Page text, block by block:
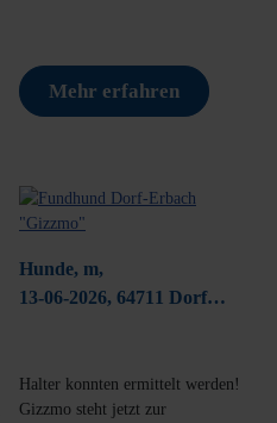
Mehr erfahren
Hunde, m,
13-06-2026, 64711 Dorf
Halter konnten ermittelt werden!
Gizzmo steht jetzt zur